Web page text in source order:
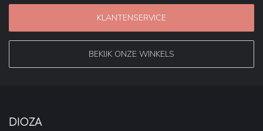
KLANTENSERVICE
BEKIJK ONZE WINKELS
DIOZA